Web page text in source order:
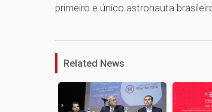
primeiro e único astronauta
Related News